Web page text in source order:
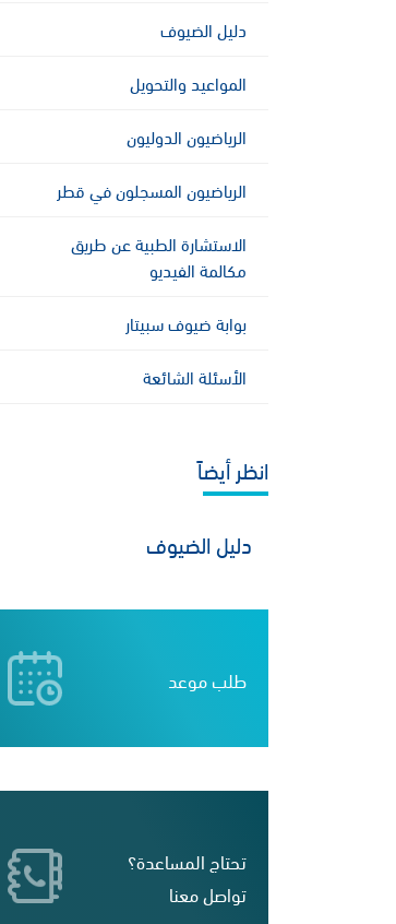
دليل الضيوف
المواعيد والتحويل
الرياضيون الدوليون
الرياضيون المسجلون في قطر
الاستشارة الطبية عن طريق
مكالمة الفيديو
بوابة ضيوف سبيتار
الأسئلة الشائعة
انظر أيضاً
دليل الضيوف
طلب موعد
تحتاج المساعدة؟
تواصل معنا